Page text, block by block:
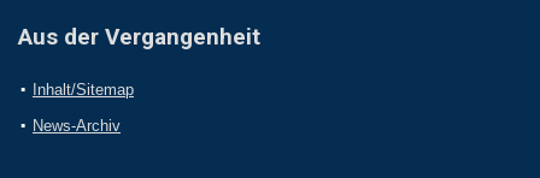
Aus der Vergangenheit
Inhalt/Sitemap
News-Archiv